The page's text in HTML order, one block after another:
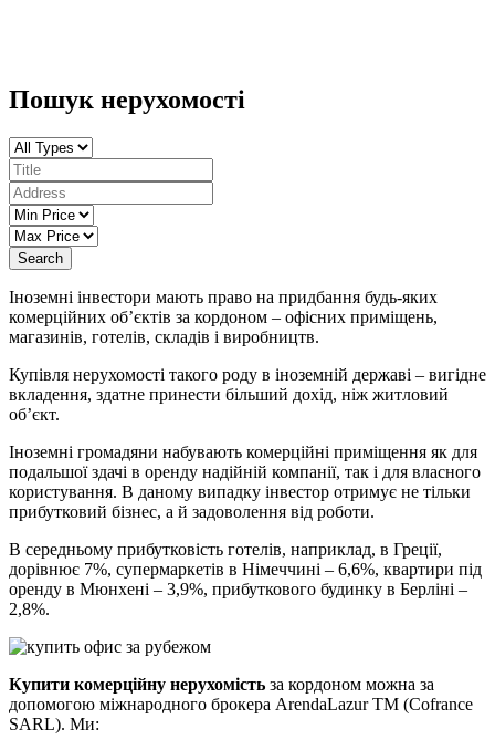
Пошук нерухомості
Search
Іноземні інвестори мають право на придбання будь-яких
комерційних об’єктів за кордоном – офісних приміщень,
магазинів, готелів, складів і виробництв.
Купівля нерухомості такого роду в іноземній державі – вигідне
вкладення, здатне принести більший дохід, ніж житловий
об’єкт.
Іноземні громадяни набувають комерційні приміщення як для
подальшої здачі в оренду надійній компанії, так і для власного
користування. В даному випадку інвестор отримує не тільки
прибутковий бізнес, а й задоволення від роботи.
В середньому прибутковість готелів, наприклад, в Греції,
дорівнює 7%, супермаркетів в Німеччині – 6,6%, квартири під
оренду в Мюнхені – 3,9%, прибуткового будинку в Берліні –
2,8%.
Купити комерційну нерухомість за кордоном можна за
допомогою міжнародного брокера ArendaLazur TM (Cofrance
SARL). Ми: